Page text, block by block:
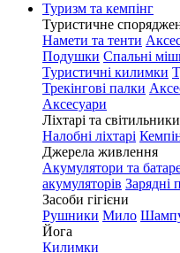
Туризм та кемпінг
Туристичне
Намети та тенти
Подушки Спальні
Туристичні килимки
Трекінгові палки
Аксесуари
Ліхтарі та світильники
Налобні ліхтарі
Джерела живлення
Акумулятори та
акумуляторів Зарядні
Засоби гігієни
Рушники Мило
Йога
Килимки